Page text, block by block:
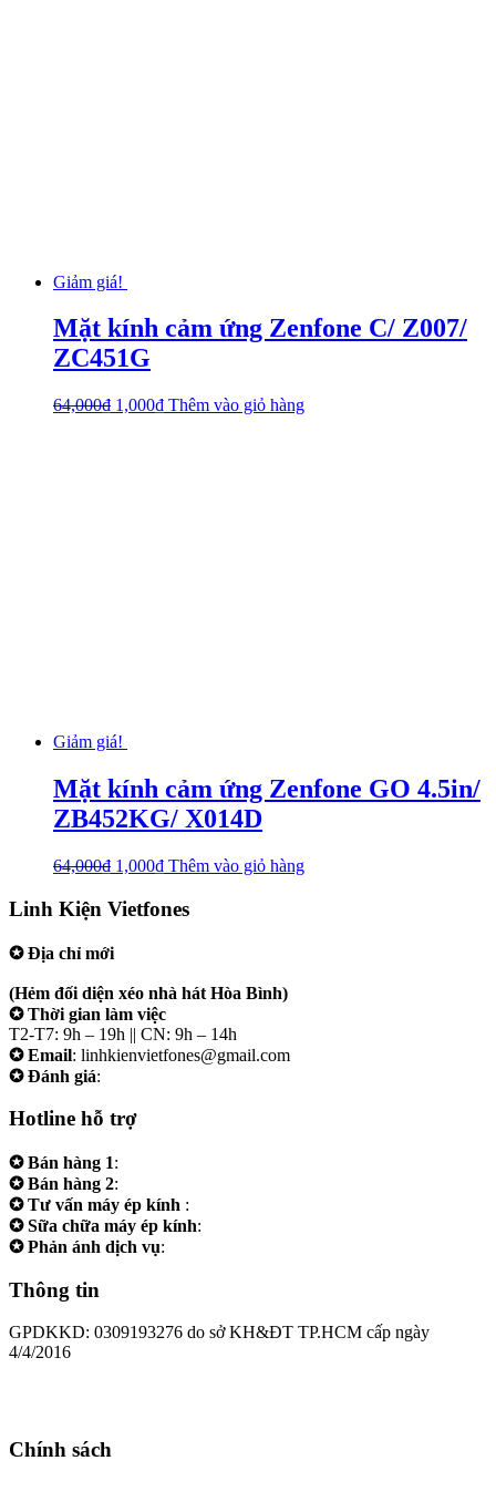
Giảm giá!
Mặt kính cảm ứng Zenfone C/ Z007/
ZC451G
64,000₫ 1,000₫ Thêm vào giỏ hàng
Giảm giá!
Mặt kính cảm ứng Zenfone GO 4.5in/
ZB452KG/ X014D
64,000₫ 1,000₫ Thêm vào giỏ hàng
Linh Kiện Vietfones
✪ Địa chỉ mới
(Hẻm đối diện xéo nhà hát Hòa Bình)
✪ Thời gian làm việc
T2-T7: 9h – 19h || CN: 9h – 14h
✪ Email: linhkienvietfones@gmail.com
✪ Đánh giá:
Hotline hỗ trợ
✪ Bán hàng 1:
✪ Bán hàng 2:
✪ Tư vấn máy ép kính :
✪ Sữa chữa máy ép kính:
✪ Phản ánh dịch vụ:
Thông tin
GPDKKD: 0309193276 do sở KH&ĐT TP.HCM cấp ngày
4/4/2016
Chính sách